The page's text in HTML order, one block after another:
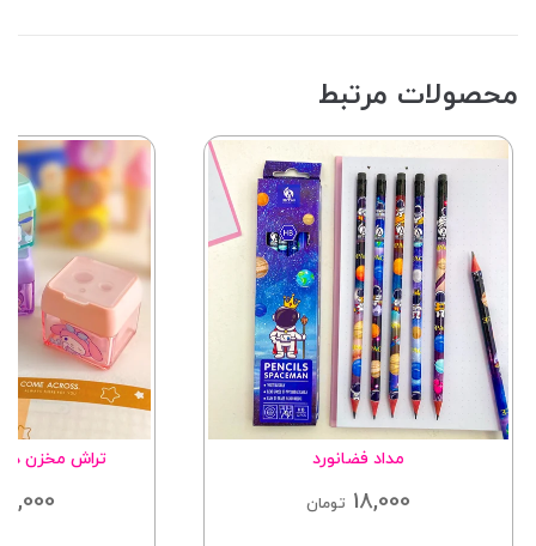
محصولات مرتبط
مداد فضانورد
18,000 تومان
تراش مخزن